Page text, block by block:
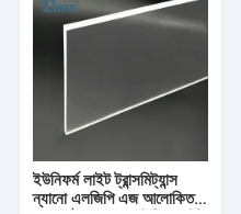
ইউনিফর্ম লাইট ট্রান্সমিট্যান্স
ন্যানো এলজিপি এজ আলোকিত